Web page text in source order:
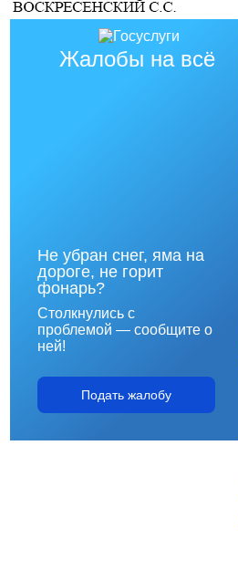
Жалобы на всё
Не убран снег, яма на
дороге, не горит
фонарь?
Столкнулись с
проблемой — сообщите о
ней!
Подать жалобу